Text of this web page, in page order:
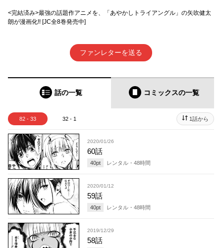
<完結済み>最強の話題作アニメを、「あやかしトライアングル」の矢吹健太
朗が漫画化!! [JC全8巻発売中]
ファンレターを送る
話の一覧 コミックスの一覧
82 - 33 32 - 1 1話から
2020/01/26
60話
40pt レンタル・ 48時間
2020/01/12
59話
40pt レンタル・ 48時間
2019/12/29
58話